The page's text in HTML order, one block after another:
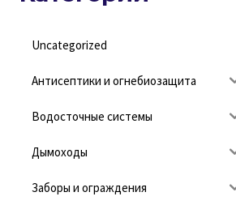
Uncategorized
Антисептики и огнебиозащита
Водосточные системы
Дымоходы
Заборы и ограждения